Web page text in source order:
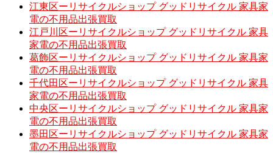
江東区ーリサイクルショップ グッドリサイクル 家具家
電の不用品出張買取
江戸川区ーリサイクルショップ グッドリサイクル 家具
家電の不用品出張買取
葛飾区ーリサイクルショップ グッドリサイクル 家具家
電の不用品出張買取
千代田区ーリサイクルショップ グッドリサイクル 家具
家電の不用品出張買取
中央区ーリサイクルショップ グッドリサイクル 家具家
電の不用品出張買取
墨田区ーリサイクルショップ グッドリサイクル 家具家
電の不用品出張買取